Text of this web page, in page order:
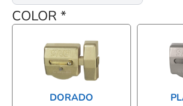
COLOR *
DORADO